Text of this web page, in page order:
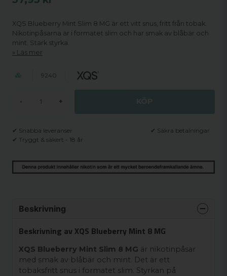
XQS Blueberry Mint Slim 8 MG är ett vitt snus, fritt från tobak.
Nikotinpåsarna är i formatet slim och har smak av blåbär och
mint. Stark styrka.
Läs mer
9240
- +
✔ Snabba leveranser
✔ Säkra betalningar
✔ Tryggt & säkert - 18 år
Beskrivning
Beskrivning av XQS Blueberry Mint 8 MG
XQS Blueberry Mint Slim 8 MG är nikotinpåsar
med smak av blåbär och mint. Det är ett
tobaksfritt snus i formatet slim. Styrkan på